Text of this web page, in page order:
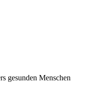
gesunden Menschen